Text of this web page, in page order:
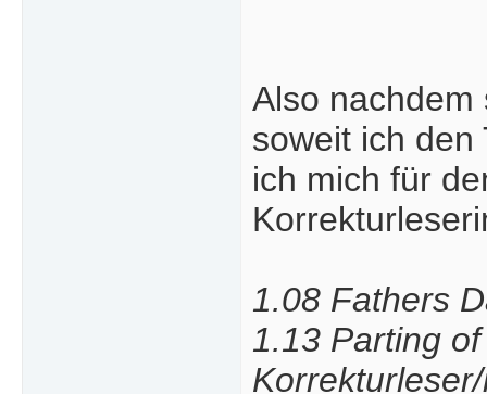
Also nachdem
soweit ich
ich mich für
1.08 Fathers
1.13 Parting